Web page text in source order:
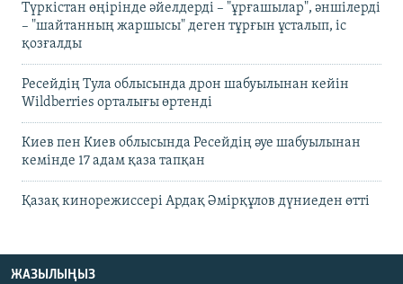
Түркістан өңірінде әйелдерді – "ұрғашылар", әншілерді
– "шайтанның жаршысы" деген тұрғын ұсталып, іс
қозғалды
Ресейдің Тула облысында дрон шабуылынан кейін
Wildberries орталығы өртенді
Киев пен Киев облысында Ресейдің әуе шабуылынан
кемінде 17 адам қаза тапқан
Қазақ кинорежиссері Ардақ Әмірқұлов дүниеден өтті
ЖАЗЫЛЫҢЫЗ